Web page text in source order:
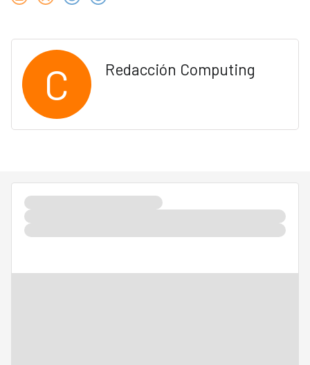
C Redacción Computing